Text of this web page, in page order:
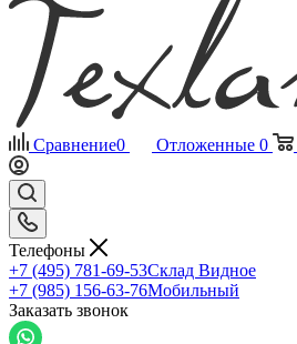
Сравнение0 Отложенные 0
Телефоны
+7 (495) 781-69-53Склад Видное
+7 (985) 156-63-76Мобильный
Заказать звонок